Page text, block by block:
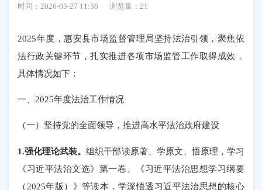
时间：2026-03-27 11:36 浏览量：21
2025年度，惠安县市场监督管理局坚持法治引领，聚焦依
法行政关键环节，扎实推进各项市场监管工作取得成效，
具体情况如下：
一、 2025年度法治工作情况
（一）坚持党的全面领导，推进高水平法治政府建设
1.强化理论武装。组织干部读原著、学原文、悟原理，学习
《习近平法治文选》第一卷、《习近平法治思想学习纲要
（2025年版）》等读本，学深悟透习近平法治思想的核心